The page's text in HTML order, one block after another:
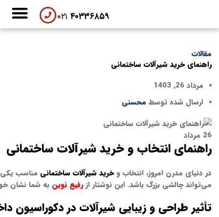
۴۰۳۳۶۸۵۹
مقالات
راهنمای خرید شیرآلات ساختمانی
مرداد 26, 1403
ارسال شده توسط محسنی
26 مرداد
راهنمای انتخاب و خرید شیرآلات ساختمانی
در دنیای مدرن امروز، انتخاب وخرید شیرآلات ساختمانی مناسب یکی
می‌تواند چالشی بزرگ باشد. این نوشتار از رفیع نوین به شما نشان
تأثیر طراحی و زیبایی شیرآلات در دکوراسیون